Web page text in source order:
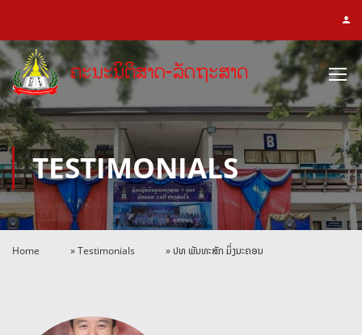
TESTIMONIALS
Home »Testimonials »ປທ ພັນທະສັກ ມິ່ງນະຄອນ